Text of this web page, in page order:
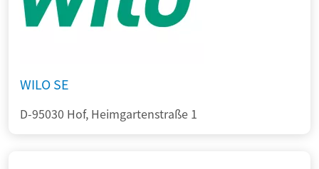
WILO SE
D-95030 Hof, Heimgartenstraße 1